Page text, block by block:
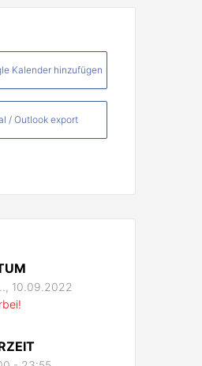
Kalender hinzufügen
/ Outlook export
10.09.2022